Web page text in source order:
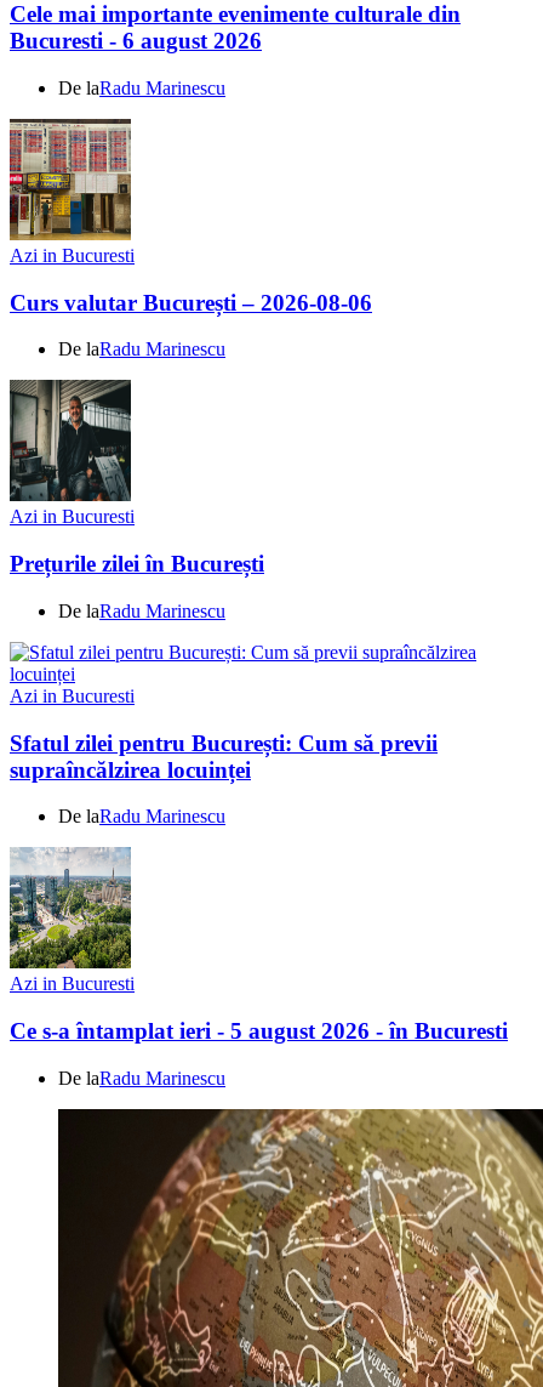
Cele mai importante evenimente culturale din
Bucuresti - 6 august 2026
De laRadu Marinescu
Azi in Bucuresti
Curs valutar București – 2026-08-06
De laRadu Marinescu
Azi in Bucuresti
Prețurile zilei în București
De laRadu Marinescu
Azi in Bucuresti
Sfatul zilei pentru București: Cum să previi
supraîncălzirea locuinței
De laRadu Marinescu
Azi in Bucuresti
Ce s-a întamplat ieri - 5 august 2026 - în Bucuresti
De laRadu Marinescu